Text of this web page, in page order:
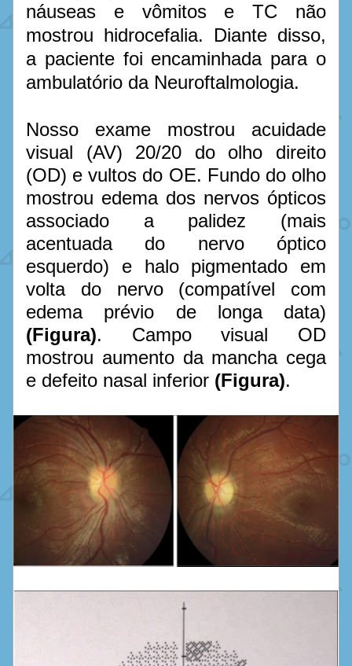
náuseas e vômitos e TC não
mostrou hidrocefalia. Diante disso,
a paciente foi encaminhada para o
ambulatório da Neuroftalmologia.
Nosso exame mostrou acuidade
visual (AV) 20/20 do olho direito
(OD) e vultos do OE. Fundo do olho
mostrou edema dos nervos ópticos
associado a palidez (mais
acentuada do nervo óptico
esquerdo) e halo pigmentado em
volta do nervo (compatível com
(Figura). Campo visual OD
mostrou aumento da mancha cega
e defeito nasal inferior (Figura).